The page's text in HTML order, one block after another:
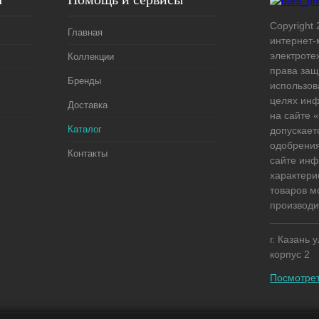
Главная
Коллекции
Бренды
Доставка
Каталог
Контакты
Copyright
права
целях
на сайте
сайте
товаров
г. Казань
корпус 2